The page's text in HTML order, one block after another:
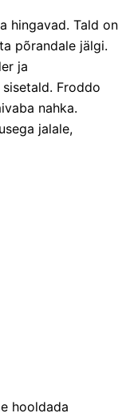
hingavad. Tald on
põrandale jälgi.
ja
Froddo
nahka.
jalale,
hooldada